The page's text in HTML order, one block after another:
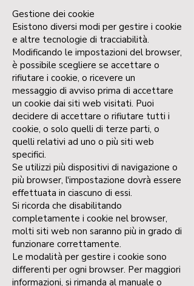
Gestione dei cookie
Esistono diversi modi per gestire i cookie
e altre tecnologie di tracciabilità.
Modificando le impostazioni del browser,
è possibile scegliere se accettare o
rifiutare i cookie, o ricevere un
messaggio di avviso prima di accettare
un cookie dai siti web visitati. Puoi
decidere di accettare o rifiutare tutti i
cookie, o solo quelli di terze parti, o
quelli relativi ad uno o più siti web
specifici.
Se utilizzi più dispositivi di navigazione o
più browser, l'impostazione dovrà essere
effettuata in ciascuno di essi.
Si ricorda che disabilitando
completamente i cookie nel browser,
molti siti web non saranno più in grado di
funzionare correttamente.
Le modalità per gestire i cookie sono
differenti per ogni browser. Per maggiori
informazioni, si rimanda al manuale o